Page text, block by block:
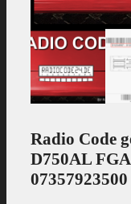
Radio Code
D750AL
07357923500